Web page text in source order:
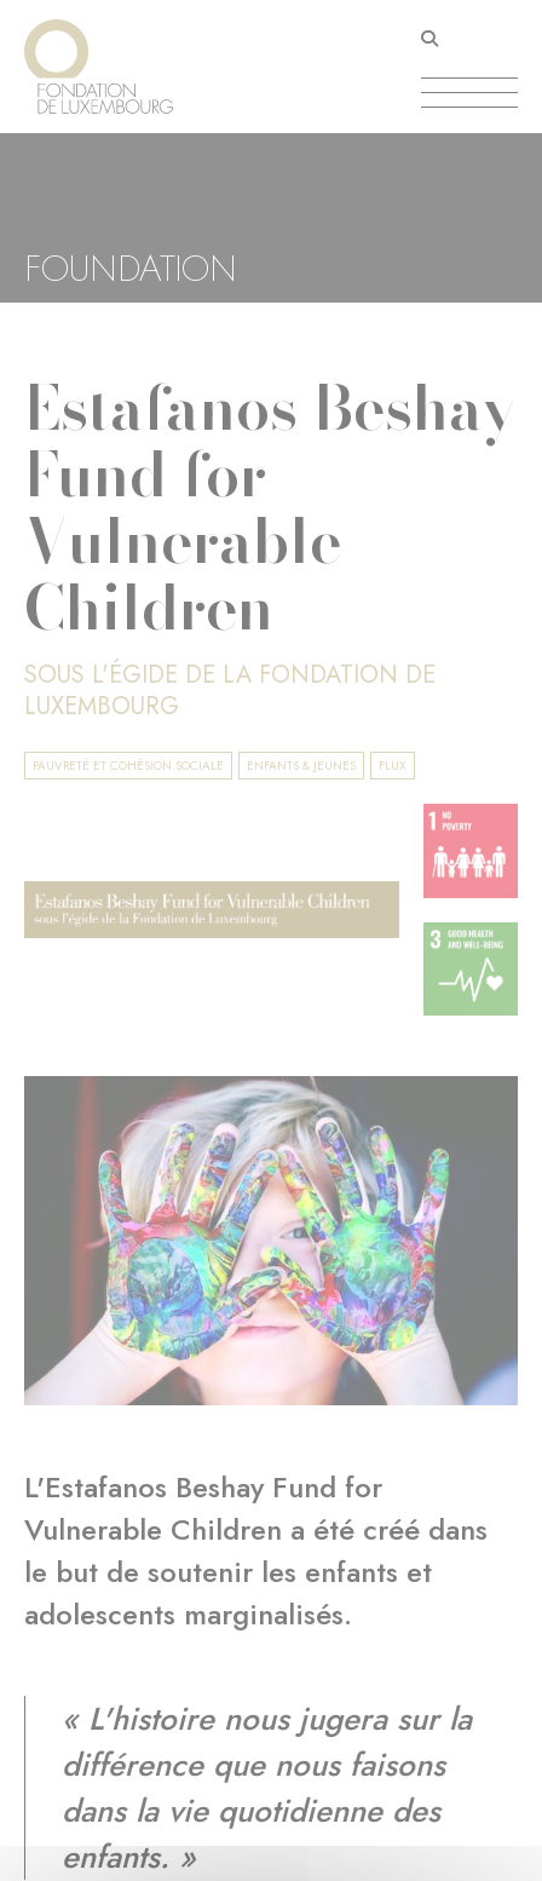
Aller
contenu
principal
FOUNDATION
Estafanos Beshay
Fund for
Vulnerable
Children
SOUS L'ÉGIDE DE LA FONDATION DE
LUXEMBOURG
PAUVRETÉ ET COHÉSION SOCIALE ENFANTS & JEUNES FLUX
L'Estafanos Beshay Fund for
Vulnerable Children a été créé dans
le but de soutenir les enfants et
adolescents marginalisés.
« L'histoire nous jugera sur la
différence que nous faisons
dans la vie quotidienne des
enfants. »
Panneau de gestion des cookies